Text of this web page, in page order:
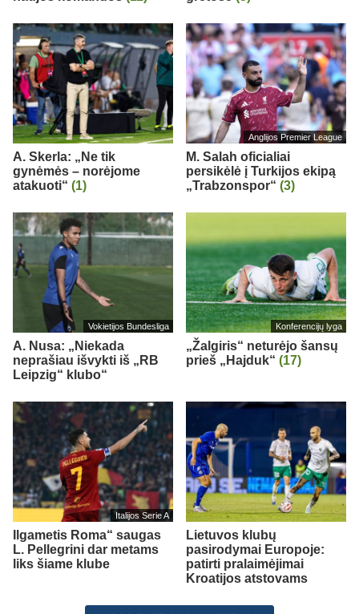
A. Skerla: „Ne tik
gynėmės – norėjome
atakuoti“ (1)
Anglijos Premier League
M. Salah oficialiai
persikėlė į Turkijos ekipą
„Trabzonspor“ (3)
Vokietijos Bundesliga
A. Nusa: „Niekada
neprašiau išvykti iš „RB
Leipzig“ klubo“
Konferencijų lyga
„Žalgiris“ neturėjo šansų
prieš „Hajduk“ (17)
Italijos Serie A
Ilgametis Roma“ saugas
L. Pellegrini dar metams
liks šiame klube
Lietuvos klubų
pasirodymai Europoje:
patirti pralaimėjimai
Kroatijos atstovams